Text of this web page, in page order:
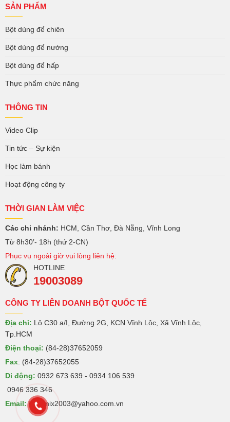
SẢN PHẨM
Bột dùng để chiên
Bột dùng để nướng
Bột dùng để hấp
Thực phẩm chức năng
THÔNG TIN
Video Clip
Tin tức – Sự kiện
Học làm bánh
Hoạt động công ty
THỜI GIAN LÀM VIỆC
Các chi nhánh: HCM, Cần Thơ, Đà Nẵng, Vĩnh Long
Từ 8h30′- 18h (thứ 2-CN)
Phục vụ ngoài giờ vui lòng liên hệ:
HOTLINE
19003089
CÔNG TY LIÊN DOANH BỘT QUỐC TẾ
Địa chỉ: Lô C30 a/I, Đường 2G, KCN Vĩnh Lộc, Xã Vĩnh Lộc,
Tp.HCM
Điện thoại: (84-28)37652059
Fax: (84-28)37652055
Di động: 0932 673 639 - 0934 106 539
0946 336 346
Email:intermix2003@yahoo.com.vn